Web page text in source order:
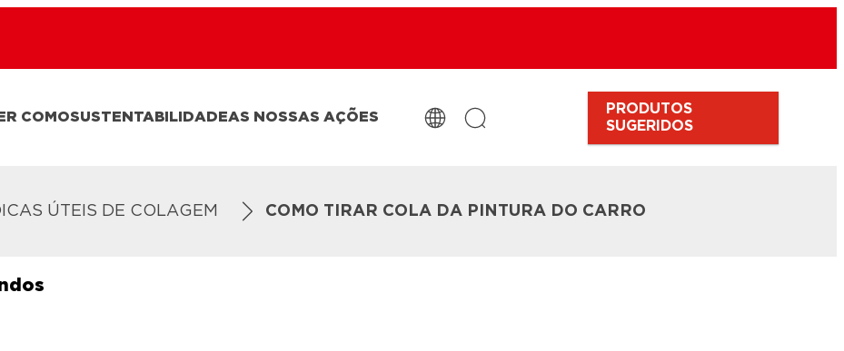
COMOSUSTENTABILIDADEAS NOSSAS AÇÕES
PRODUTOS
SUGERIDOS
ÚTEIS DE COLAGEM COMO TIRAR COLA DA PINTURA DO CARRO